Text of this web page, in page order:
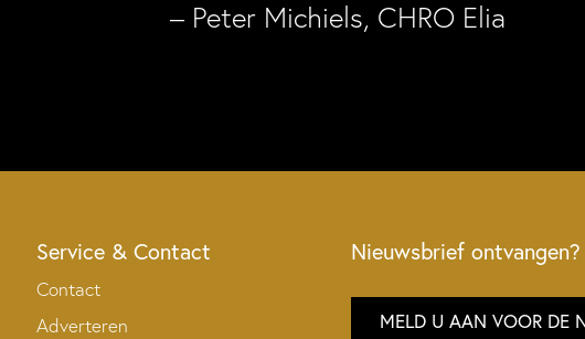
– Peter Michiels, CHRO Elia
Service & Contact
Contact
Adverteren
Nieuwsbrief ontvangen?
MELD U AAN VOOR DE